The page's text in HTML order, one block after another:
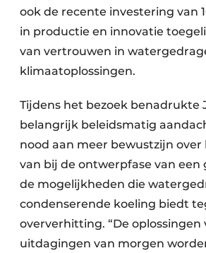
ook de recente investering van
in productie en innovatie
van vertrouwen in
klimaatoplossingen.
Tijdens het bezoek benadrukte
belangrijk beleidsmatig
nood aan meer bewustzijn over
van bij de ontwerpfase van een
de mogelijkheden die
condenserende koeling biedt
oververhitting. “De oplossingen
uitdagingen van morgen